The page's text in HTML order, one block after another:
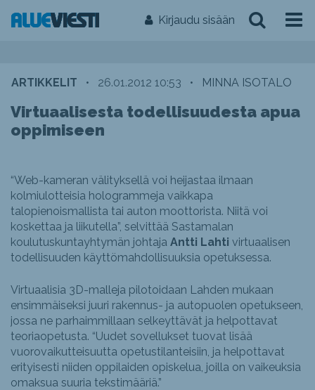
Kirjaudu sisään
ARTIKKELIT • 26.01.2012 10:53 • MINNA ISOTALO
Virtuaalisesta todellisuudesta apua
oppimiseen
“Web-kameran välityksellä voi heijastaa ilmaan
kolmiulotteisia hologrammeja vaikkapa
talopienoismallista tai auton moottorista. Niitä voi
koskettaa ja liikutella”, selvittää Sastamalan
koulutuskuntayhtymän johtaja Antti Lahti virtuaalisen
todellisuuden käyttömahdollisuuksia opetuksessa.
Virtuaalisia 3D-malleja pilotoidaan Lahden mukaan
ensimmäiseksi juuri rakennus- ja autopuolen opetukseen,
jossa ne parhaimmillaan selkeyttävät ja helpottavat
teoriaopetusta. “Uudet sovellukset tuovat lisää
vuorovaikutteisuutta opetustilanteisiin, ja helpottavat
erityisesti niiden oppilaiden opiskelua, joilla on vaikeuksia
omaksua suuria tekstimääriä.”